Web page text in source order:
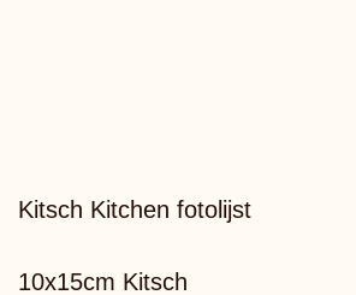
Kitsch Kitchen fotolijst
10x15cm Kitsch